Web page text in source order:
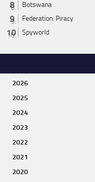
Botswana
Federation: Piracy
Spyworld
2026
2025
2024
2023
2022
2021
2020